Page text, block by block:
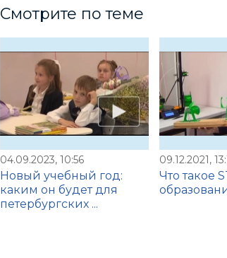
Смотрите по теме
04.09.2023, 10:56
Новый учебный год:
каким он будет для
петербургских ...
09.12.2021,
Что такое